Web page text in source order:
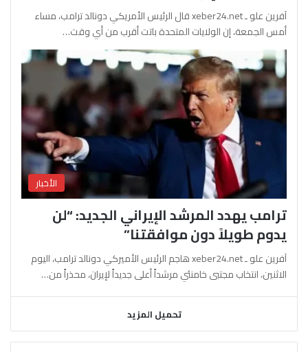
آفرين علو ـ xeber24.net قال الرئيس الأمريكي دونالد ترامب، مساء
أمس الجمعة، إن الولايات المتحدة باتت أقرب من أي وقت…
الأخبار
ترامب يهدد المرشد الإيراني الجديد: “لن
يدوم طويلاً دون موافقتنا”
آفرين علو ـ xeber24.net هاجم الرئيس الأميركي دونالد ترامب، اليوم
الاثنين، انتخاب مجتبى خامنئي مرشداً أعلى جديداً لإيران، محذراً من…
تحميل المزيد